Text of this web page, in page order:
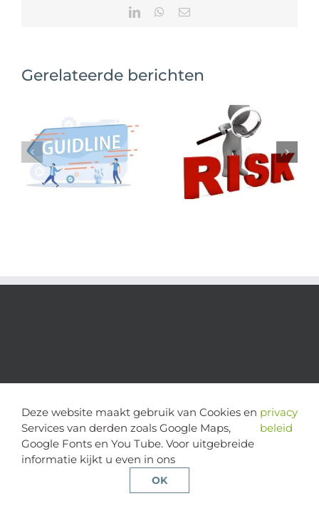
LinkedInWhatsApp
E-
Gerelateerde berichten
copyright 2024 | alle rechten voorbehouden - Stichting Cognitie
Deze website maakt gebruik van Cookies en
Services van derden zoals Google Maps,
Google Fonts en You Tube. Voor uitgebreide
informatie kijkt u even in ons
privacy
beleid
OK